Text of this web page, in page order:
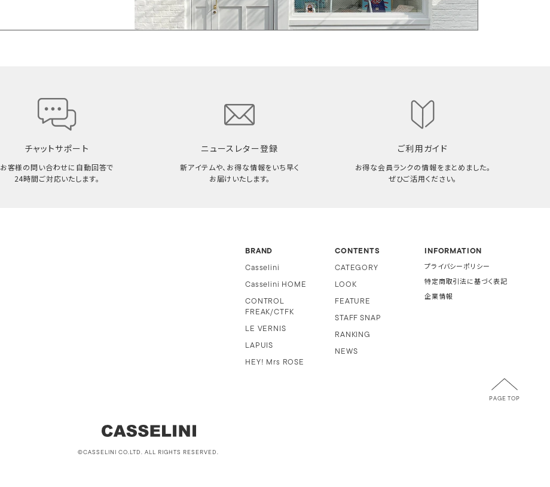
チャットサポート
お客様の問い合わせに自動回答で
24時間ご対応いたします。
ニュースレター登録
新アイテムや、お得な情報をいち早く
お届けいたします。
ご利用ガイド
お得な会員ランクの情報をまとめました。
ぜひご活用ください。
BRAND
Casselini
Casselini HOME
CONTROL
FREAK/CTFK
LE VERNIS
LAPUIS
HEY! Mrs ROSE
CONTENTS
CATEGORY
LOOK
FEATURE
STAFF SNAP
RANKING
NEWS
INFORMATION
プライバシーポリシー
特定商取引法に基づく表記
企業情報
©CASSELINI CO.LTD. ALL RIGHTS RESERVED.
PAGE TOP